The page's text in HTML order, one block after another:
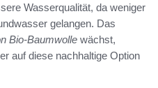
Wasserqualität, da weniger
gelangen. Das
Bio-Baumwolle wächst,
auf diese nachhaltige Option